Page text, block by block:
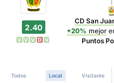
2.40
V V V D V
CD San
+20% mejor
Puntos
Todos Local Visitante